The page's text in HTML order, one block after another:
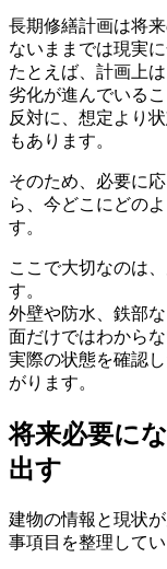
将来必要にな
長期修繕計画は将
ないままでは現実
たとえば、計画上
劣化が進んでいるこ
反対に、想定より
もあります。
そのため、必要に
ら、今どこにどの
す。
ここで大切なのは
す。
外壁や防水、鉄部
面だけではわから
実際の状態を確認
がります。
将来必要に
出す
建物の情報と現状
事項目を整理してい